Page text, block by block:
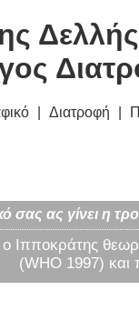
Διατροφή
σας ας γίνει η
ο Ιπποκράτης
(WHO 1997) και